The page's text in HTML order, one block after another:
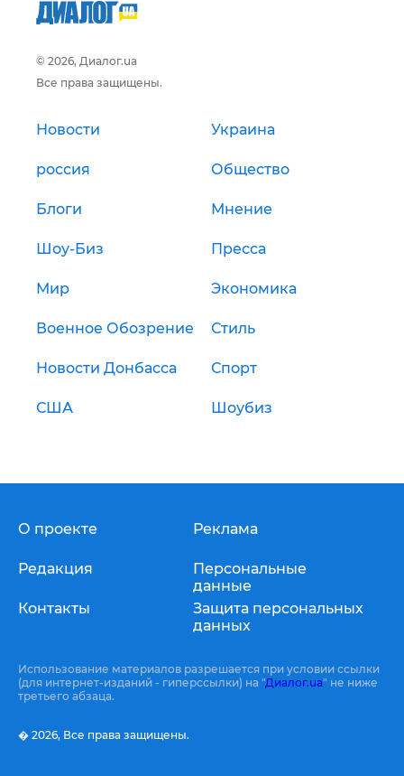
© 2026, Диалог.ua
Все права защищены.
Новости Украина
россия Общество
Блоги Мнение
Шоу-Биз Пресса
Мир Экономика
Военное Обозрение Стиль
Новости Донбасса Спорт
США Шоубиз
О проекте
Редакция
Контакты
Реклама
Персональные
данные
Защита персональных
данных
Использование материалов разрешается при условии ссылки
(для интернет-изданий - гиперссылки) на "Диалог.ua" не ниже
третьего абзаца.
� 2026, Все права защищены.